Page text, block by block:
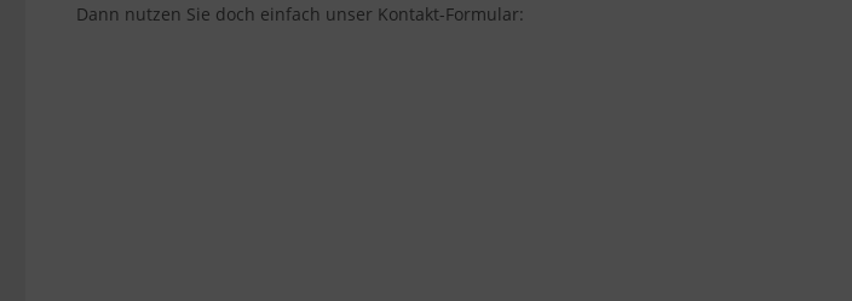
Dann nutzen Sie doch einfach unser Kontakt-Formular: